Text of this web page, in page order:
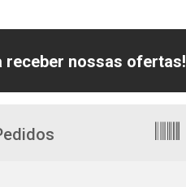
receber nossas ofertas!